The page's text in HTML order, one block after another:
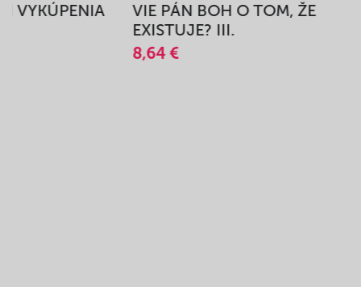
VYKÚPENIA
VIE PÁN BOH O TOM, ŽE
EXISTUJE? III.
8,64 €